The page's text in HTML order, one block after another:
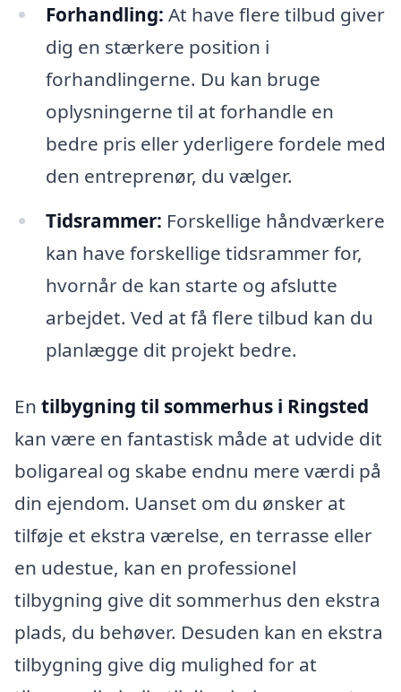
Forhandling: At have flere tilbud giver
dig en stærkere position i
forhandlingerne. Du kan bruge
oplysningerne til at forhandle en
bedre pris eller yderligere fordele med
den entreprenør, du vælger.
Tidsrammer: Forskellige håndværkere
kan have forskellige tidsrammer for,
hvornår de kan starte og afslutte
arbejdet. Ved at få flere tilbud kan du
planlægge dit projekt bedre.
En tilbygning til sommerhus i Ringsted
kan være en fantastisk måde at udvide dit
boligareal og skabe endnu mere værdi på
din ejendom. Uanset om du ønsker at
tilføje et ekstra værelse, en terrasse eller
en udestue, kan en professionel
tilbygning give dit sommerhus den ekstra
plads, du behøver. Desuden kan en ekstra
tilbygning give dig mulighed for at